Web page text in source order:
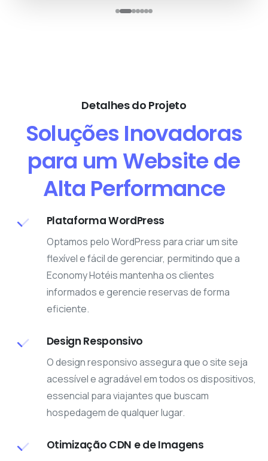
Detalhes do Projeto
Soluções Inovadoras
para um Website de
Alta Performance
Plataforma WordPress
Optamos pelo WordPress para criar um site
flexível e fácil de gerenciar, permitindo que a
Economy Hotéis mantenha os clientes
informados e gerencie reservas de forma
eficiente.
Design Responsivo
O design responsivo assegura que o site seja
acessível e agradável em todos os dispositivos,
essencial para viajantes que buscam
hospedagem de qualquer lugar.
Otimização CDN e de Imagens